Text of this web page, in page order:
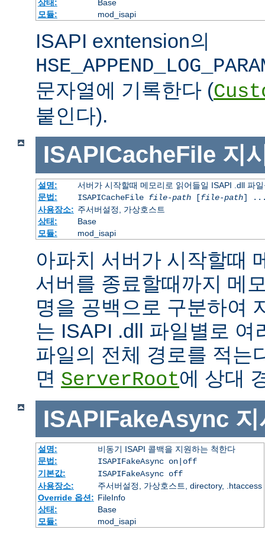
상태:
Base
모듈:
mod_isapi
ISAPI exntension의
문자열에 기록한다 (
붙인다).
ISAPICacheFile 지
설명:
서버가 시작할때 메모리로 읽어들일 ISAPI .dll 파
문법:
ISAPICacheFile file-path[file-path]
사용장소: 주서버설정, 가상호스트
상태:
Base
모듈:
mod_isapi
아파치 서버가 시작할때
서버를 종료할때까지 메
명을 공백으로 구분하여
는 ISAPI .dll 파일별로 여
파일의 전체 경로를 적는
면 ServerRoot에 상대
ISAPIFakeAsync 지
설명:
비동기 ISAPI 콜백을 지원하는 척한다
문법:
ISAPIFakeAsync on|off
기본값:
ISAPIFakeAsync off
사용장소:
주서버설정, 가상호스트, directory, .htaccess
Override 옵션: FileInfo
상태:
Base
모듈:
mod_isapi